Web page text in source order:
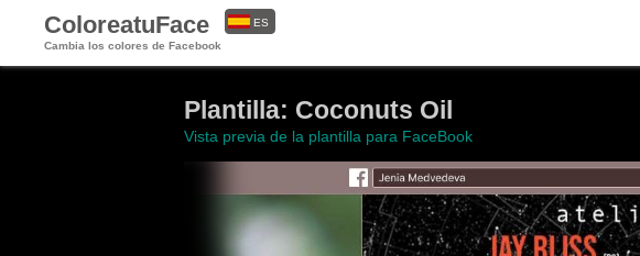
ColoreatuFace
Cambia los colores de Facebook
ES
Plantilla: Coconuts Oil
Vista previa de la plantilla para FaceBook